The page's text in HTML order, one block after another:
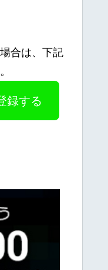
合は、下記
録する